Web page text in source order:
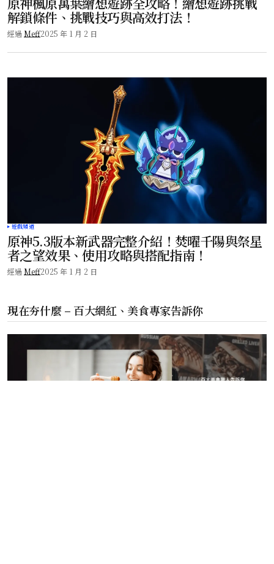
解鎖條件、挑戰技巧與高效打法！
經過 Meff2025 年 1 月 2 日
遊戲頻道
原神5.3版本新武器完整介紹！焚曜千陽與祭星
者之望效果、使用攻略與搭配指南！
經過 Meff2025 年 1 月 2 日
現在夯什麼 – 百大網紅、美食專家告訴你